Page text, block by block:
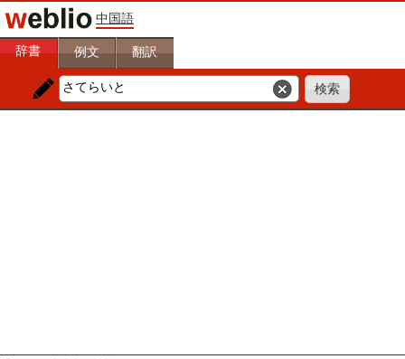
中国語
辞書 例文 翻訳